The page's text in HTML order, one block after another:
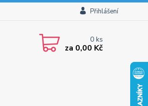
Přihlášení
0ks
za 0,00 Kč